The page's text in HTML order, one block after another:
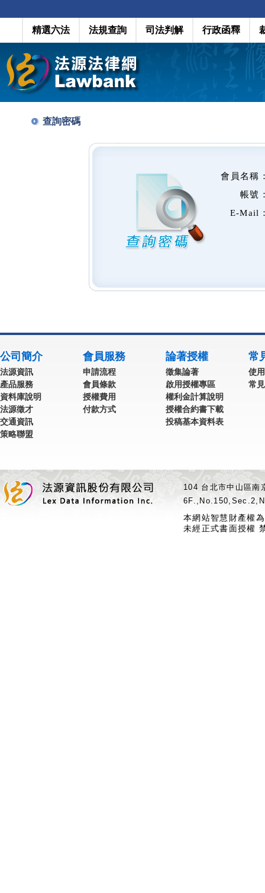
精選六法 法規查詢 司法判解 行政函釋
查詢密碼
會員名稱
帳號
E-Mail
公司簡介
法源資訊
產品服務
資料庫說明
法源徵才
交通資訊
策略聯盟
會員服務
申請流程
會員條款
授權費用
付款方式
論著授權
徵集論著
啟用授權專區
權利金計算說明
授權合約書下載
投稿基本資料表
常
使
常
104 台北市中山區
本網站智慧財產權
未經正式書面授權